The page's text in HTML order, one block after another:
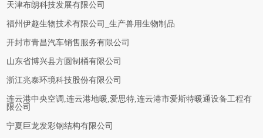
天津布朗科技发展有限公司
福州伊趣生物技术有限公司_生产兽用生物制品
开封市青昌汽车销售服务有限公司
山东省博兴县方圆制桶有限公司
浙江兆泰环境科技股份有限公司
连云港中央空调,连云港地暖,爱思特,连云港市爱斯特暖通设备工程有
限公司
宁夏巨龙发彩钢结构有限公司